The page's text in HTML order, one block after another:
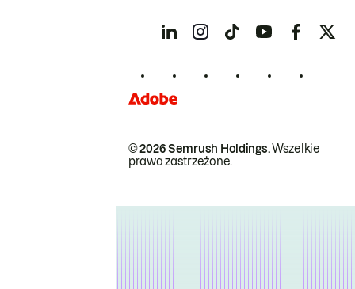
© 2026 Semrush Holdings.Wszelkie
prawa zastrzeżone.